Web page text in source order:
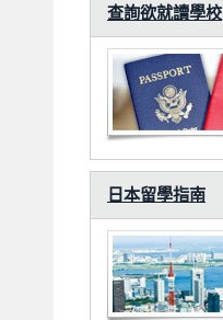
查詢欲就讀學校
日本留學指南